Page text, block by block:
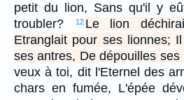
petit du lion, Sans qu'il y
troubler?
12 Le lion
Etranglait pour ses lionnes;
ses antres, De dépouilles ses
veux à toi, dit l'Eternel des
chars en fumée, L'épée